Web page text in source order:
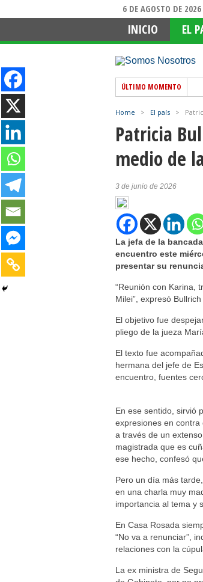
6 DE AGOSTO DE 2026
INICIO EL
ÚLTIMO MOMENTO
Home > El país >
Patricia
medio de
3 de junio de 2026
La jefa de la
encuentro este
presentar su
“Reunión con Karina,
Milei”, expresó
El objetivo fue
pliego de la jueza
El texto fue
hermana del jefe de
encuentro, fuentes
En ese sentido, sirvió
expresiones en
a través de un
magistrada que es
ese hecho, confesó
Pero un día más
en una charla muy
importancia al tema y
En Casa Rosada
“No va a renunciar”,
relaciones con la
La ex ministra de